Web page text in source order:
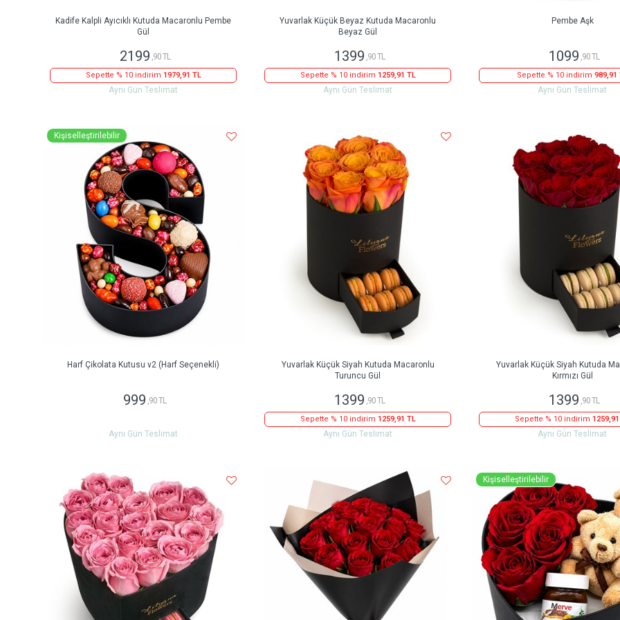
Kadife Kalpli Ayıcıklı Kutuda Macaronlu Pembe
Gül
2199 ,90 TL
Sepette % 10 indirim 1979,91 TL
Aynı Gün Teslimat
Yuvarlak Küçük Beyaz Kutuda Macaronlu
Beyaz Gül
1399 ,90 TL
Sepette % 10 indirim 1259,91 TL
Aynı Gün Teslimat
Pembe Aşk
1099 ,90 TL
Sepette % 10 indirim 989,91
Aynı Gün Teslimat
Kişiselleştirilebilir
Harf Çikolata Kutusu v2 (Harf Seçenekli)
999 ,90 TL
Aynı Gün Teslimat
Yuvarlak Küçük Siyah Kutuda Macaronlu
Turuncu Gül
1399 ,90 TL
Sepette % 10 indirim 1259,91 TL
Aynı Gün Teslimat
Yuvarlak Küçük Siyah Kutuda
Kırmızı Gül
1399 ,90 TL
Sepette % 10 indirim
Aynı Gün Teslimat
Kişiselleştirilebilir